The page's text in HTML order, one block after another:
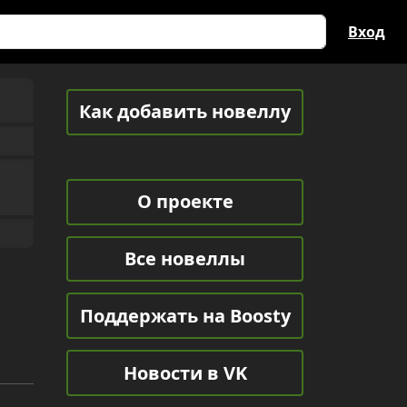
Вход
Как добавить новеллу
О проекте
Все новеллы
Поддержать на Boosty
Новости в VK